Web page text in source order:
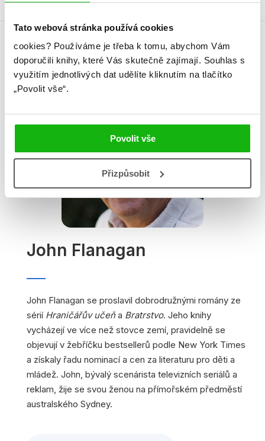
Tato webová stránka používá cookies
cookies? Používáme je třeba k tomu, abychom Vám
doporučili knihy, které Vás skutečně zajímají. Souhlas s
využitím jednotlivých dat udělíte kliknutím na tlačítko
„Povolit vše“.
Povolit vše
Přizpůsobit
Autor knihy
John Flanagan
John Flanagan se proslavil dobrodružnými romány ze
sérií Hraničářův učeňa Bratrstvo. Jeho knihy
vycházejí ve více než stovce zemí, pravidelně se
objevují v žebříčku bestsellerů podle New York Times
a získaly řadu nominací a cen za literaturu pro děti a
mládež. John, bývalý scenárista televizních seriálů a
reklam, žije se svou ženou na přímořském předměstí
australského Sydney.